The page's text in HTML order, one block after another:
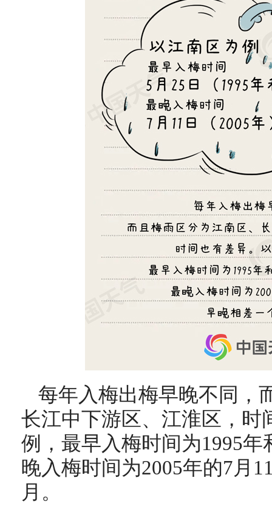
每年入梅出梅早晚不同，
长江中下游区、江淮区，时
例，最早入梅时间为1995年
晚入梅时间为2005年的7月
月。